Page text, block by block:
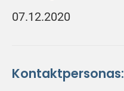
07.12.2020
Kontaktpersonas: